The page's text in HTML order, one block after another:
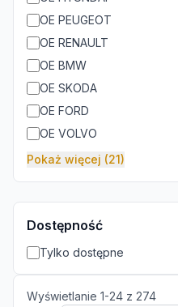
OE PEUGEOT
OE RENAULT
OE BMW
OE SKODA
OE FORD
OE VOLVO
Pokaż więcej (21)
Dostępność
Tylko dostępne
Wyświetlanie 1-24 z 274